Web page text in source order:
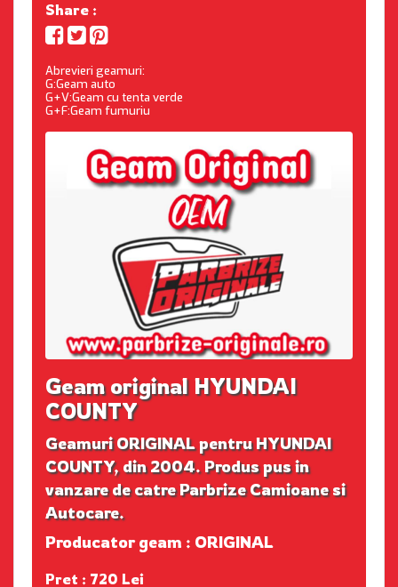
Share :
Abrevieri geamuri:
G:Geam auto
G+V:Geam cu tenta verde
G+F:Geam fumuriu
Geam original HYUNDAI
COUNTY
Geamuri ORIGINAL pentru HYUNDAI
COUNTY, din 2004. Produs pus in
vanzare de catre Parbrize Camioane si
Autocare.
Producator geam : ORIGINAL
Pret : 720 Lei